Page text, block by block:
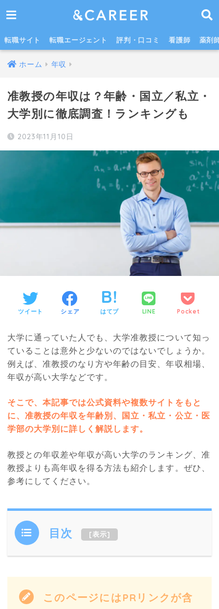
准教授の年収は？年齢・国立／公立／私立・大学別まとめ
転職サイト 転職エージェント 評判・口コミ 看護師 薬剤
ホーム 年収
准教授の年収は？年齢・国立／私立・
大学別に徹底調査！ランキングも
2023年11月10日
ツイート シェア はてブ LINE Pocket
大学に通っていた人でも、大学准教授について知っ
ていることは意外と少ないのではないでしょうか。
例えば、准教授のなり方や年齢の目安、年収相場、
年収が高い大学などです。
そこで、本記事では公式資料や複数サイトをもと
に、准教授の年収を年齢別、国立・私立・公立・医
学部の大学別に詳しく解説します。
教授との年収差や年収が高い大学のランキング、准
教授よりも高年収を得る方法も紹介します。ぜひ、
参考にしてください。
目次 [表示]
このページにはPRリンクが含